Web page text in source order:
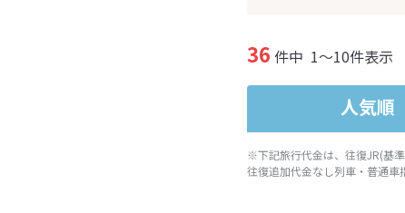
36 件中 1～10件表示
人気順
※下記旅行代金は、往復JR(基
往復追加代金なし列車・普通車